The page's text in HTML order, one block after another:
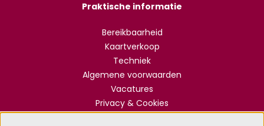
Praktische informatie
Bereikbaarheid
Kaartverkoop
Techniek
Algemene voorwaarden
Vacatures
Privacy & Cookies